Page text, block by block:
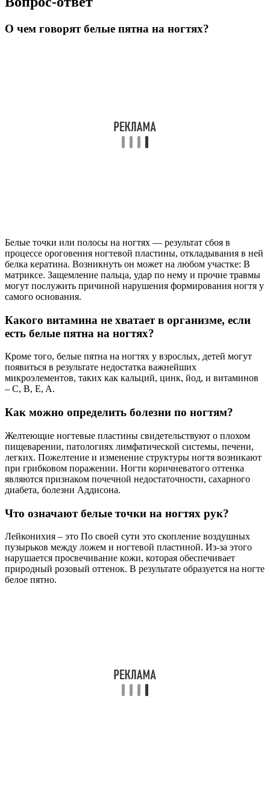
О чем говорят белые пятна на ногтях?
Белые точки или полосы на ногтях — результат сбоя в
процессе ороговения ногтевой пластины, откладывания в ней
белка кератина. Возникнуть он может на любом участке: В
матриксе. Защемление пальца, удар по нему и прочие травмы
могут послужить причиной нарушения формирования ногтя у
самого основания.
Какого витамина не хватает в организме, если
есть белые пятна на ногтях?
Кроме того, белые пятна на ногтях у взрослых, детей могут
появиться в результате недостатка важнейших
микроэлементов, таких как кальций, цинк, йод, и витаминов
– C, B, E, A.
Как можно определить болезни по ногтям?
Желтеющие ногтевые пластины свидетельствуют о плохом
пищеварении, патологиях лимфатической системы, печени,
легких. Пожелтение и изменение структуры ногтя возникают
при грибковом поражении. Ногти коричневатого оттенка
являются признаком почечной недостаточности, сахарного
диабета, болезни Аддисона.
Что означают белые точки на ногтях рук?
Лейконихия – это По своей сути это скопление воздушных
пузырьков между ложем и ногтевой пластиной. Из-за этого
нарушается просвечивание кожи, которая обеспечивает
природный розовый оттенок. В результате образуется на ногте
белое пятно.